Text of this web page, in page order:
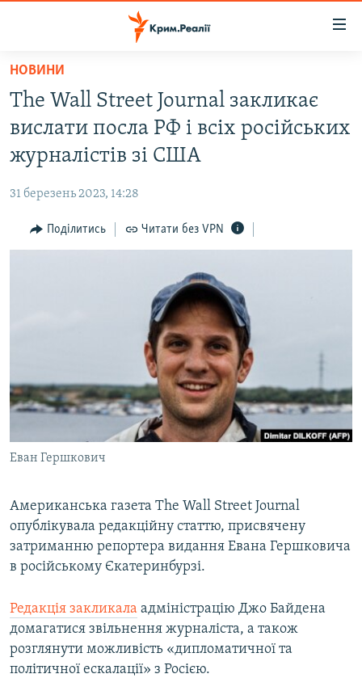
Перейти
основного
матеріалу
до
основної
навігації
Перейти
до
НОВИНИ
ВІДЕО ТА ФОТО
БЛОГИ
ПОГЛЯД
СВІДЧЕННЯ ОКУПАЦІЇ
УКРАЇНСЬКА ПРОБЛЕМА КРИМУ
ІНФОГРАФІКА
ЯК ОБІЙТИ БЛОКУВАННЯ
Русский
Qırımtatar
ДОЛУЧАЙСЯ!
Усі сайти RFE/RL
НОВИНИ
The Wall Street Journal закликає
вислати посла РФ і всіх російських
журналістів зі США
31 березень 2023, 14:28
Поділитись Читати без VPN
Еван Гершкович
Американська газета The Wall Street Journal
опублікувала редакційну статтю, присвячену
затриманню репортера видання Евана Гершковича
в російському Єкатеринбурзі.
Редакція закликала адміністрацію Джо Байдена
домагатися звільнення журналіста, а також
розглянути можливість «дипломатичної та
політичної ескалації» з Росією.